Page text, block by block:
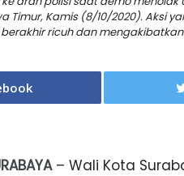
Timur, Kamis (8/10/2020). Aksi
ricuh dan
– Wali Kota